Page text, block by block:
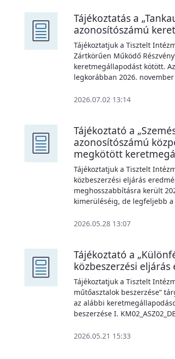
Tájékoztatás a
azonosítószámú
Tájékoztatjuk a Tisztelt
Zártkörűen Működő
keretmegállapodást kötött.
legkorábban 2026.
2026.07.02 13:14
Tájékoztató a
azonosítószámú
megkötött
Tájékoztatjuk a Tisztelt
közbeszerzési eljárás
meghosszabbításra került
kimerüléséig, de legfeljebb
2026.05.28 13:07
Tájékoztató a
közbeszerzési
Tájékoztatjuk a Tisztelt
műtőasztalok beszerzése”
az alábbi
beszerzése I.
2026.05.21 15:33